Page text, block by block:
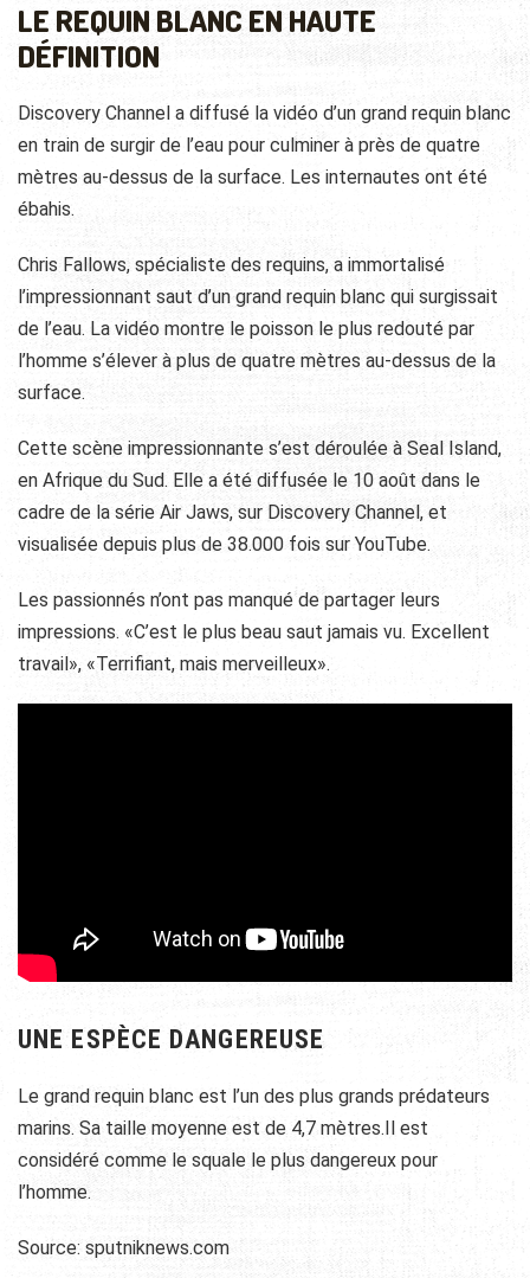
LE REQUIN BLANC EN HAUTE
DÉFINITION
Discovery Channel a diffusé la vidéo d’un grand requin blanc
en train de surgir de l’eau pour culminer à près de quatre
mètres au-dessus de la surface. Les internautes ont été
ébahis.
Chris Fallows, spécialiste des requins, a immortalisé
l’impressionnant saut d’un grand requin blanc qui surgissait
de l’eau. La vidéo montre le poisson le plus redouté par
l’homme s’élever à plus de quatre mètres au-dessus de la
surface.
Cette scène impressionnante s’est déroulée à Seal Island,
en Afrique du Sud. Elle a été diffusée le 10 août dans le
cadre de la série Air Jaws, sur Discovery Channel, et
visualisée depuis plus de 38.000 fois sur YouTube.
Les passionnés n’ont pas manqué de partager leurs
impressions. «C’est le plus beau saut jamais vu. Excellent
travail», «Terrifiant, mais merveilleux».
UNE ESPÈCE DANGEREUSE
Le grand requin blanc est l’un des plus grands prédateurs
marins. Sa taille moyenne est de 4,7 mètres.Il est
considéré comme le squale le plus dangereux pour
l’homme.
Source: sputniknews.com